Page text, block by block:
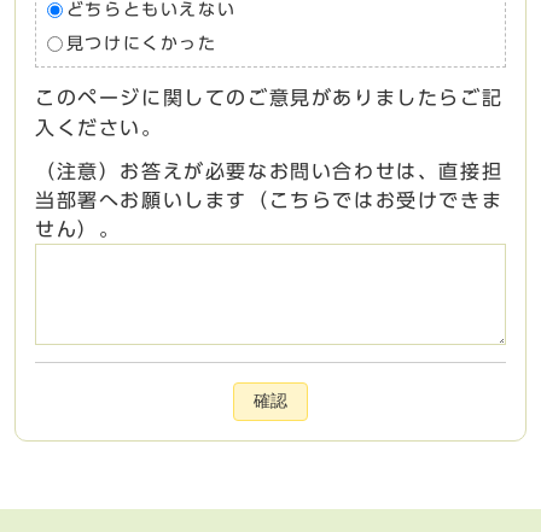
どちらともいえない
見つけにくかった
このページに関してのご意見がありましたらご記
入ください。
（注意）お答えが必要なお問い合わせは、直接担
当部署へお願いします（こちらではお受けできま
せん）。
確認